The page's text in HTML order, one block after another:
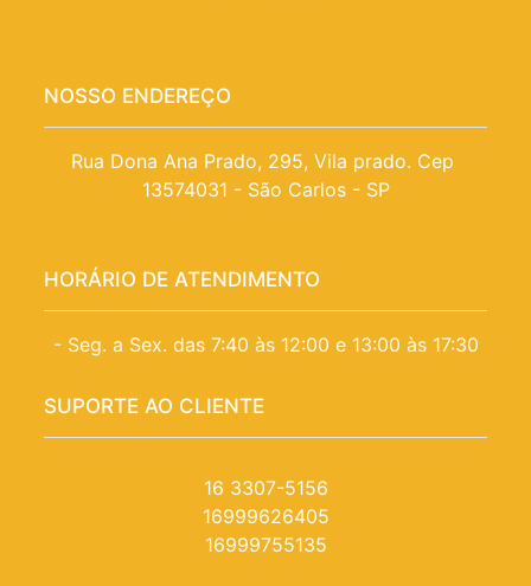
NOSSO ENDEREÇO
Rua Dona Ana Prado, 295, Vila prado. Cep
13574031 - São Carlos - SP
HORÁRIO DE ATENDIMENTO
- Seg. a Sex. das 7:40 às 12:00 e 13:00 às 17:30
SUPORTE AO CLIENTE
16 3307-5156
16999626405
16999755135